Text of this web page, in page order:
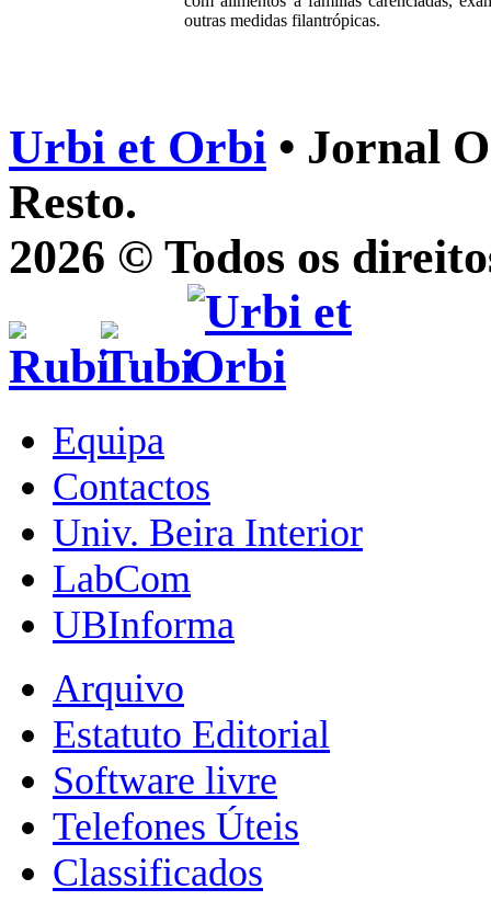
outras medidas filantrópicas.
Urbi et Orbi • Jornal
Resto.
2026 © Todos os
Equipa
Contactos
Univ. Beira Interior
LabCom
UBInforma
Arquivo
Estatuto Editorial
Software livre
Telefones Úteis
Classificados